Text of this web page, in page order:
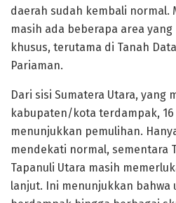
daerah sudah kembali normal.
masih ada beberapa area
khusus, terutama di Tanah
Pariaman.
Dari sisi Sumatera Utara, yang
kabupaten/kota terdampak,
menunjukkan pemulihan.
mendekati normal, sementara
Tapanuli Utara masih
lanjut. Ini menunjukkan bahwa